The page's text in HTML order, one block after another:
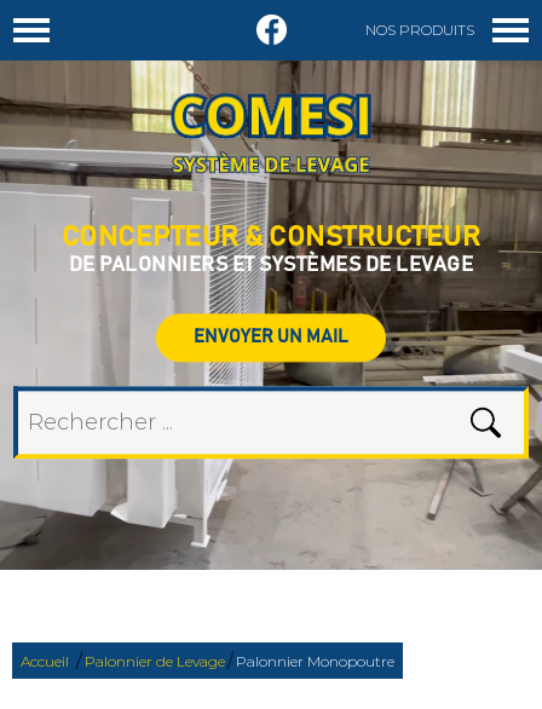
NOS PRODUITS
DEMANDER UN DEVIS
CONCEPTEUR & CONSTRUCTEUR
DE PALONNIERS ET SYSTÈMES DE LEVAGE
ENVOYER UN MAIL
Accueil / Palonnier de Levage/ Palonnier Monopoutre